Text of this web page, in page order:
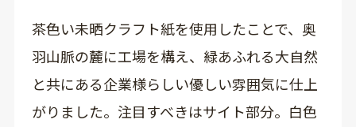
茶色い未晒クラフト紙を使用したことで、奥
羽山脈の麓に工場を構え、緑あふれる大自然
と共にある企業様らしい優しい雰囲気に仕上
がりました。注目すべきはサイト部分。白色